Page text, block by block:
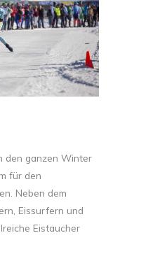
den ganzen Winter
für den
Neben dem
Eissurfern und
Eistaucher